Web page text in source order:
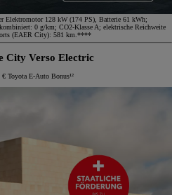
Elektromotor 128 kW (174 PS), Batterie 61 kWh;
0 g/km; CO2-Klasse A; elektrische Reichweite
(EAER City): 581 km.****
City Verso Electric
Toyota E-Auto Bonus¹²